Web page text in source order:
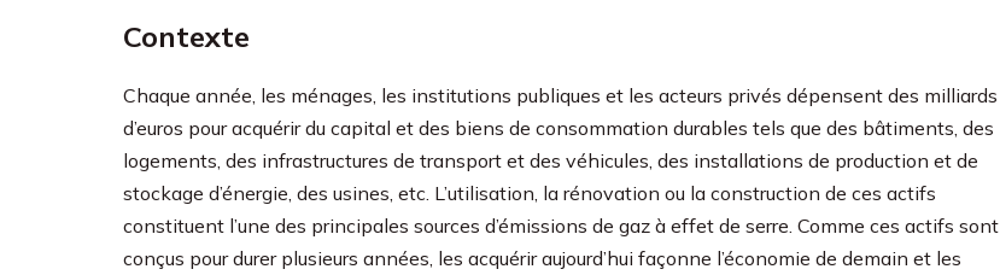
Contexte
Chaque année, les ménages, les institutions publiques et les acteurs privés dépensent des milliards
d’euros pour acquérir du capital et des biens de consommation durables tels que des bâtiments, des
logements, des infrastructures de transport et des véhicules, des installations de production et de
stockage d’énergie, des usines, etc. L’utilisation, la rénovation ou la construction de ces actifs
constituent l’une des principales sources d’émissions de gaz à effet de serre. Comme ces actifs sont
conçus pour durer plusieurs années, les acquérir aujourd’hui façonne l’économie de demain et les